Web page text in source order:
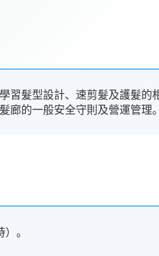
習髮型設計、速剪髮及護髮的
廊的一般安全守則及營運管理。
。